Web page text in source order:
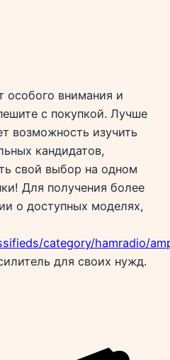
особого внимания и
с покупкой. Лучше
возможность изучить
кандидатов,
свой выбор на одном
Для получения более
о доступных моделях,
category/hamradio/
для своих нужд.